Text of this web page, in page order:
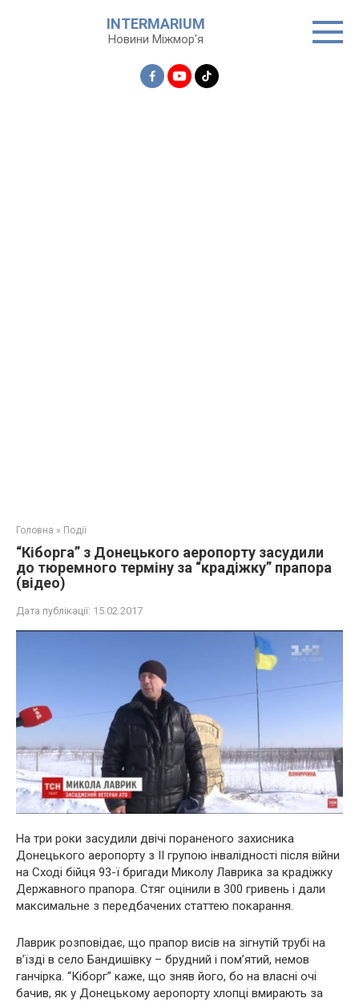
INTERMARIUM
Новини Міжмор'я
Головна » Події
“Кіборга” з Донецького аеропорту засудили
до тюремного терміну за “крадіжку” прапора
(відео)
Дата публікації: 15.02.2017
На три роки засудили двічі пораненого захисника
Донецького аеропорту з ІІ групою інвалідності після війни
на Сході бійця 93-ї бригади Миколу Лаврика за крадіжку
Державного прапора. Стяг оцінили в 300 гривень і дали
максимальне з передбачених статтею покарання.
Лаврик розповідає, що прапор висів на зігнутій трубі на
в’їзді в село Бандишівку – брудний і пом’ятий, немов
ганчірка. “Кіборг” каже, що зняв його, бо на власні очі
бачив, як у Донецькому аеропорту хлопці вмирають за